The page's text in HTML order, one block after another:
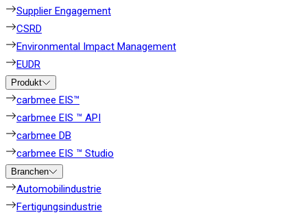
Supplier Engagement
CSRD
Environmental Impact Management
EUDR
Produkt
carbmee EIS™
carbmee EIS ™ API
carbmee DB
carbmee EIS ™ Studio
Branchen
Automobilindustrie
Fertigungsindustrie